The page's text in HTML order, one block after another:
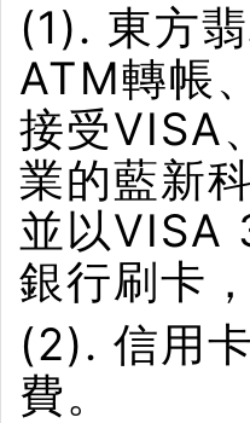
(1). 東方
ATM轉帳
接受VISA
業的藍新
並以VISA
銀行刷卡
(2). 信用
費。